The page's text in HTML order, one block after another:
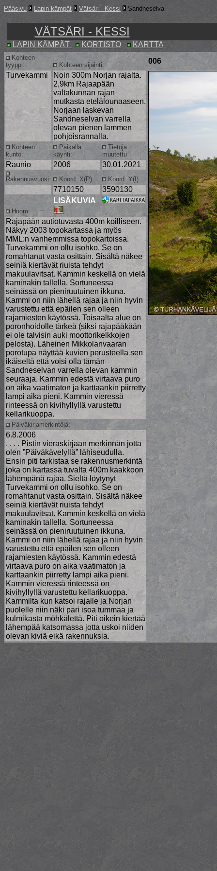
Pääsivu Lapin kämpät Vätsäri - Kessi Sandneselva
VÄTSÄRI - KESSI
LAPIN KÄMPÄT KORTISTO KARTTA
Kohteen
tyyppi:
Kohteen sijainti:
006
Turvekammi
Noin 300m Norjan rajalta.
2,9km Rajaapään
valtakunnan rajan
mutkasta etelälounaaseen.
Norjaan laskevan
Sandneselvan varrella
olevan pienen lammen
pohjoisrannalla.
Kohteen
kunto:
Paikalla
käynti:
Tietoja
muutettu
Raunio 2006 30.01.2021
Rakennusvuosi: Koord. X(P) Koord. Y(I)
7710150 3590130
Huom:
LISÄKUVIA
Rajapään autiotuvasta 400m koilliseen.
Näkyy 2003 topokartassa ja myös
MML:n vanhemmissa topokartoissa.
Turvekammi on ollu isohko. Se on
romahtanut vasta osittain. Sisältä näkee
seiniä kiertävät riuista tehdyt
makuulavitsat. Kammin keskellä on vielä
kaminakin tallella. Sortuneessa
seinässä on pieniruutuinen ikkuna.
Kammi on niin lähellä rajaa ja niin hyvin
varustettu että epäilen sen olleen
rajamiesten käytössä. Toisaalta alue on
poronhoidolle tärkeä (siksi rajapääkään
ei ole talvisin auki moottorikelkkojen
pelosta). Läheinen Mikkolanvaaran
porotupa näyttää kuvien perusteella sen
ikäiseltä että voisi olla tämän
Sandneselvan varrella olevan kammin
seuraaja. Kammin edestä virtaava puro
on aika vaatimaton ja karttaankin piirretty
lampi aika pieni. Kammin vieressä
rinteessä on kivihyllyllä varustettu
kellarikuoppa.
Päiväkirjamerkintöjä:
6.8.2006
. . . . Pistin vieraskirjaan merkinnän jotta
olen ”Päiväkävelyllä” lähiseudulla.
Ensin piti tarkistaa se rakennusmerkintä
joka on kartassa tuvalta 400m kaakkoon
lähempänä rajaa. Sieltä löytynyt
Turvekammi on ollu isohko. Se on
romahtanut vasta osittain. Sisältä näkee
seiniä kiertävät riuista tehdyt
makuulavitsat. Kammin keskellä on vielä
kaminakin tallella. Sortuneessa
seinässä on pieniruutuinen ikkuna.
Kammi on niin lähellä rajaa ja niin hyvin
varustettu että epäilen sen olleen
rajamiesten käytössä. Kammin edestä
virtaava puro on aika vaatimaton ja
karttaankin piirretty lampi aika pieni.
Kammin vieressä rinteessä on
kivihyllyllä varustettu kellarikuoppa.
Kammilta kun katsoi rajalle ja Norjan
puolelle niin näki pari isoa tummaa ja
kulmikasta möhkälettä. Piti oikein kiertää
lähempää katsomassa jotta uskoi niiden
olevan kiviä eikä rakennuksia.